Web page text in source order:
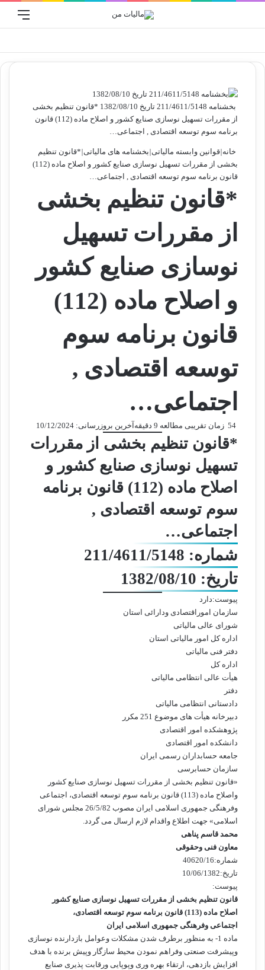
منو
جستجو
بخشنامه 211/4611/5148 تاریخ 1382/08/10 *قانون تنظیم بخشی
از مقررات تسهیل نوسازی صنایع کشور و اصلاح ماده (112) قانون
برنامه سوم توسعه اقتصادی , اجتماعی…
خانه|قوانین وابسته مالیاتی|بخشنامه های مالیاتی|*قانون تنظیم
بخشی از مقررات تسهیل نوسازی صنایع کشور و اصلاح ماده (112)
قانون برنامه سوم توسعه اقتصادی , اجتماعی…
*قانون تنظیم بخشی
از مقررات تسهیل
نوسازی صنایع کشور
و اصلاح ماده (112)
قانون برنامه سوم
توسعه اقتصادی ,
اجتماعی…
آخرین بروزرسانی: 10/12/2024 زمان تقریبی مطالعه 9 دقیقه
*قانون تنظیم بخشی از مقررات
تسهیل نوسازی صنایع کشور و
اصلاح ماده (112) قانون برنامه
سوم توسعه اقتصادی ,
اجتماعی…
شماره: 211/4611/5148
تاریخ: 1382/08/10
پیوست:دارد
سازمان اموراقتصادی ودارائی استان
شورای عالی مالیاتی
اداره کل امور مالیاتی استان
دفتر فنی مالیاتی
اداره کل
هیأت عالی انتظامی مالیاتی
دفتر
دادستانی انتظامی مالیاتی
دبیرخانه هیأت های موضوع 251 مکرر
پژوهشکده امور اقتصادی
دانشکده امور اقتصادی
جامعه حسابداران رسمی ایران
سازمان حسابرسی
«قانون تنظیم بخشی از مقررات تسهیل نوسازی صنایع کشور
واصلاح ماده (113) قانون برنامه سوم توسعه اقتصادی، اجتماعی
وفرهنگی جمهوری اسلامی ایران مصوب 26/5/82 مجلس شورای
اسلامی» جهت اطلاع واقدام لازم ارسال می گردد.
محمد قاسم پناهی
معاون فنی وحقوقی
شماره:40620/16
تاریخ:10/06/1382
پیوست:
قانون تنظیم بخشی از مقررات تسهیل نوسازی صنایع کشور
اصلاح ماده (113) قانون برنامه سوم توسعه اقتصادی،
اجتماعی وفرهنگی جمهوری اسلامی ایران
ماده 1- به منظور برطرف شدن مشکلات وعوامل بازدارنده نوسازی
وپیشرفت صنعتی وفراهم نمودن محیط سازگار وپیش برنده با هدف
افزایش بازدهی، ارتقاء بهره وری وپوپایی ورقابت پذیری صنایع